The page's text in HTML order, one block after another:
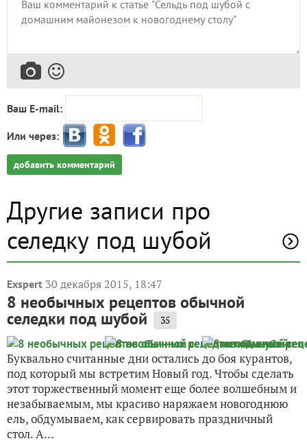
Ваш E-mail:
Или через:
добавить комментарий
Другие записи про
селедку под шубой
Exspert 30 декабря 2015, 18:47
8 необычных рецептов обычной
селедки под шубой 35
Буквально считанные дни остались до боя курантов,
под который мы встретим Новый год. Чтобы сделать
этот торжественный момент еще более волшебным и
незабываемым, мы красиво наряжаем новогоднюю
ель, обдумываем, как сервировать праздничный
стол. А...